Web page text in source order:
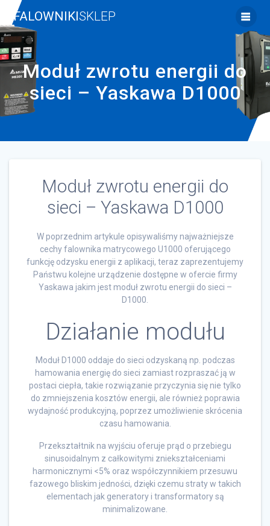
FALOWNIKISKLEP
Moduł zwrotu energii do
sieci – Yaskawa D1000
Moduł zwrotu energii do
sieci – Yaskawa D1000
W poprzednim artykule opisywaliśmy najważniejsze
cechy falownika matrycowego U1000 oferującego
funkcję odzysku energii z aplikacji, teraz zaprezentujemy
Państwu kolejne urządzenie dostępne w ofercie firmy
Yaskawa jakim jest moduł zwrotu energii do sieci –
D1000.
Działanie modułu
Moduł D1000 oddaje do sieci odzyskaną np. podczas
hamowania energię do sieci zamiast rozpraszać ją w
postaci ciepła, takie rozwiązanie przyczynia się nie tylko
do zmniejszenia kosztów energii, ale również poprawia
wydajność produkcyjną, poprzez umożliwienie skrócenia
czasu hamowania.
Przekształtnik na wyjściu oferuje prąd o przebiegu
sinusoidalnym z całkowitymi zniekształceniami
harmonicznymi <5% oraz współczynnikiem przesuwu
fazowego bliskim jedności, dzięki czemu straty w takich
elementach jak generatory i transformatory są
minimalizowane.